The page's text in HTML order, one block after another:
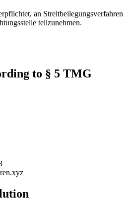
an Streitbeilegungsverfahren
teilzunehmen.
to § 5 TMG